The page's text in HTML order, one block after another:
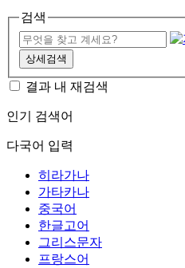
검색
상세검색
결과 내 재검색
인기 검색어
다국어 입력
히라가나
가타카나
중국어
한글고어
그리스문자
프랑스어